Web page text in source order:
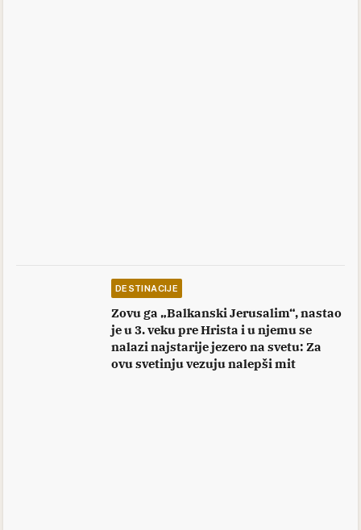
DESTINACIJE
Zovu ga „Balkanski Jerusalim“, nastao
je u 3. veku pre Hrista i u njemu se
nalazi najstarije jezero na svetu: Za
ovu svetinju vezuju nalepši mit